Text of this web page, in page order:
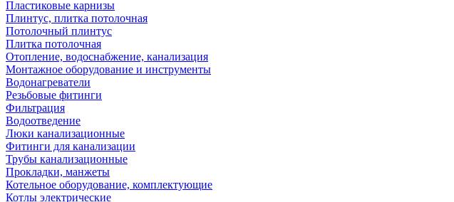
Пластиковые карнизы
Плинтус, плитка потолочная
Потолочный плинтус
Плитка потолочная
Отопление, водоснабжение, канализация
Монтажное оборудование и инструменты
Водонагреватели
Резьбовые фитинги
Фильтрация
Водоотведение
Люки канализационные
Фитинги для канализации
Трубы канализационные
Прокладки, манжеты
Котельное оборудование, комплектующие
Котлы электрические